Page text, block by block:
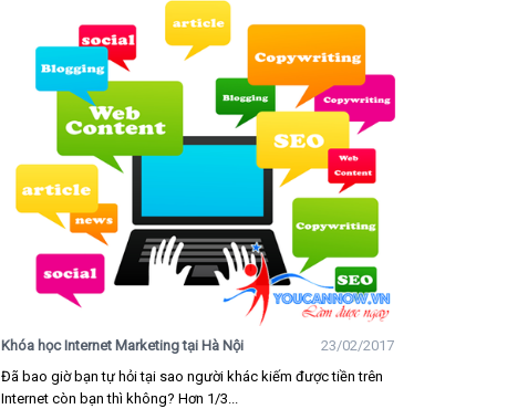
Khóa học Internet Marketing tại Hà Nội
23/02/2017
Đã bao giờ bạn tự hỏi tại sao người khác kiếm được tiền trên
Internet còn bạn thì không? Hơn 1/3...